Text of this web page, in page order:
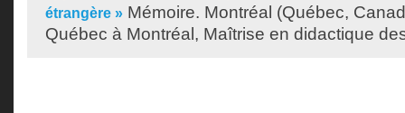
étrangère » Mémoire. Montréal (Québec,
Québec à Montréal, Maîtrise en didactique